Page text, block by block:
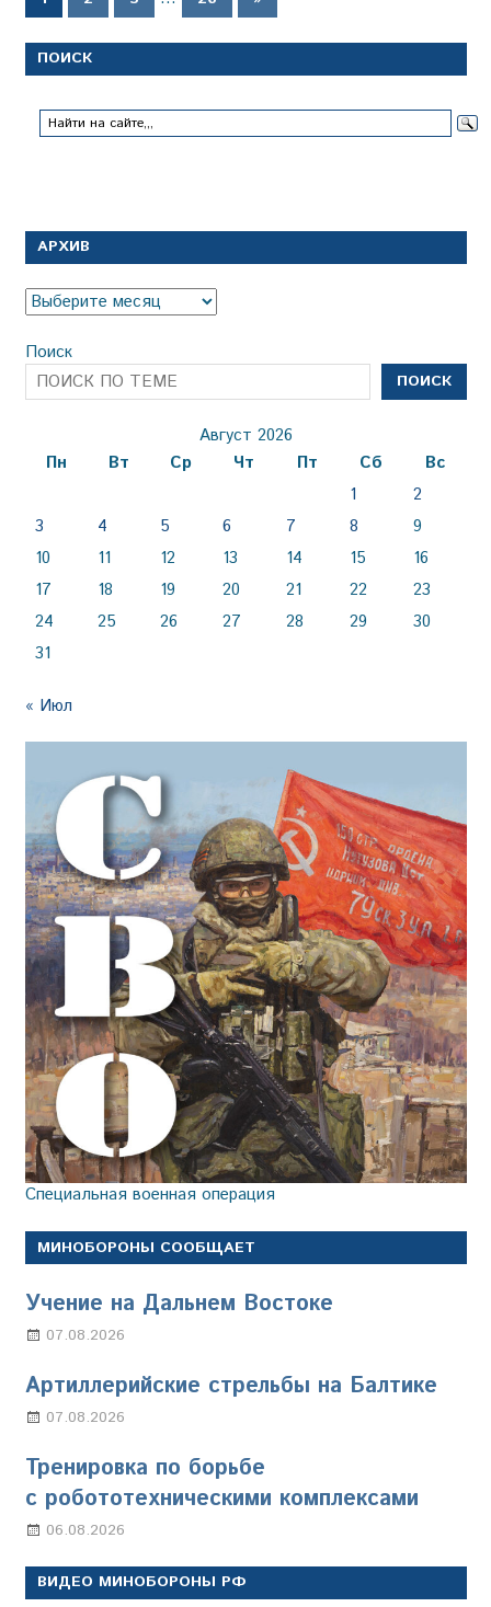
записи
ПОИСК
АРХИВ
Архив
Поиск
ПОИСК
Август 2026
Пн
Вт Ср Чт Пт Сб
Вс
1
2
3
4 5 6 7 8
9
10
11 12 13 14 15
16
17
18 19 20 21 22
23
24
25 26 27 28 29
30
31
« Июл
Специальная военная операция
МИНОБОРОНЫ СООБЩАЕТ
Учение на Дальнем Востоке
07.08.2026
Артиллерийские стрельбы на Балтике
07.08.2026
Тренировка по борьбе
с робототехническими комплексами
06.08.2026
ВИДЕО МИНОБОРОНЫ РФ